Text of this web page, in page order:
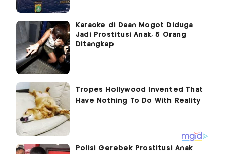
Karaoke di Daan Mogot Diduga
Jadi Prostitusi Anak, 5 Orang
Ditangkap
Polisi Gerebek Prostitusi Anak